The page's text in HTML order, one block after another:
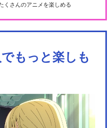
くさんのアニメを楽しめる
もっと楽しも